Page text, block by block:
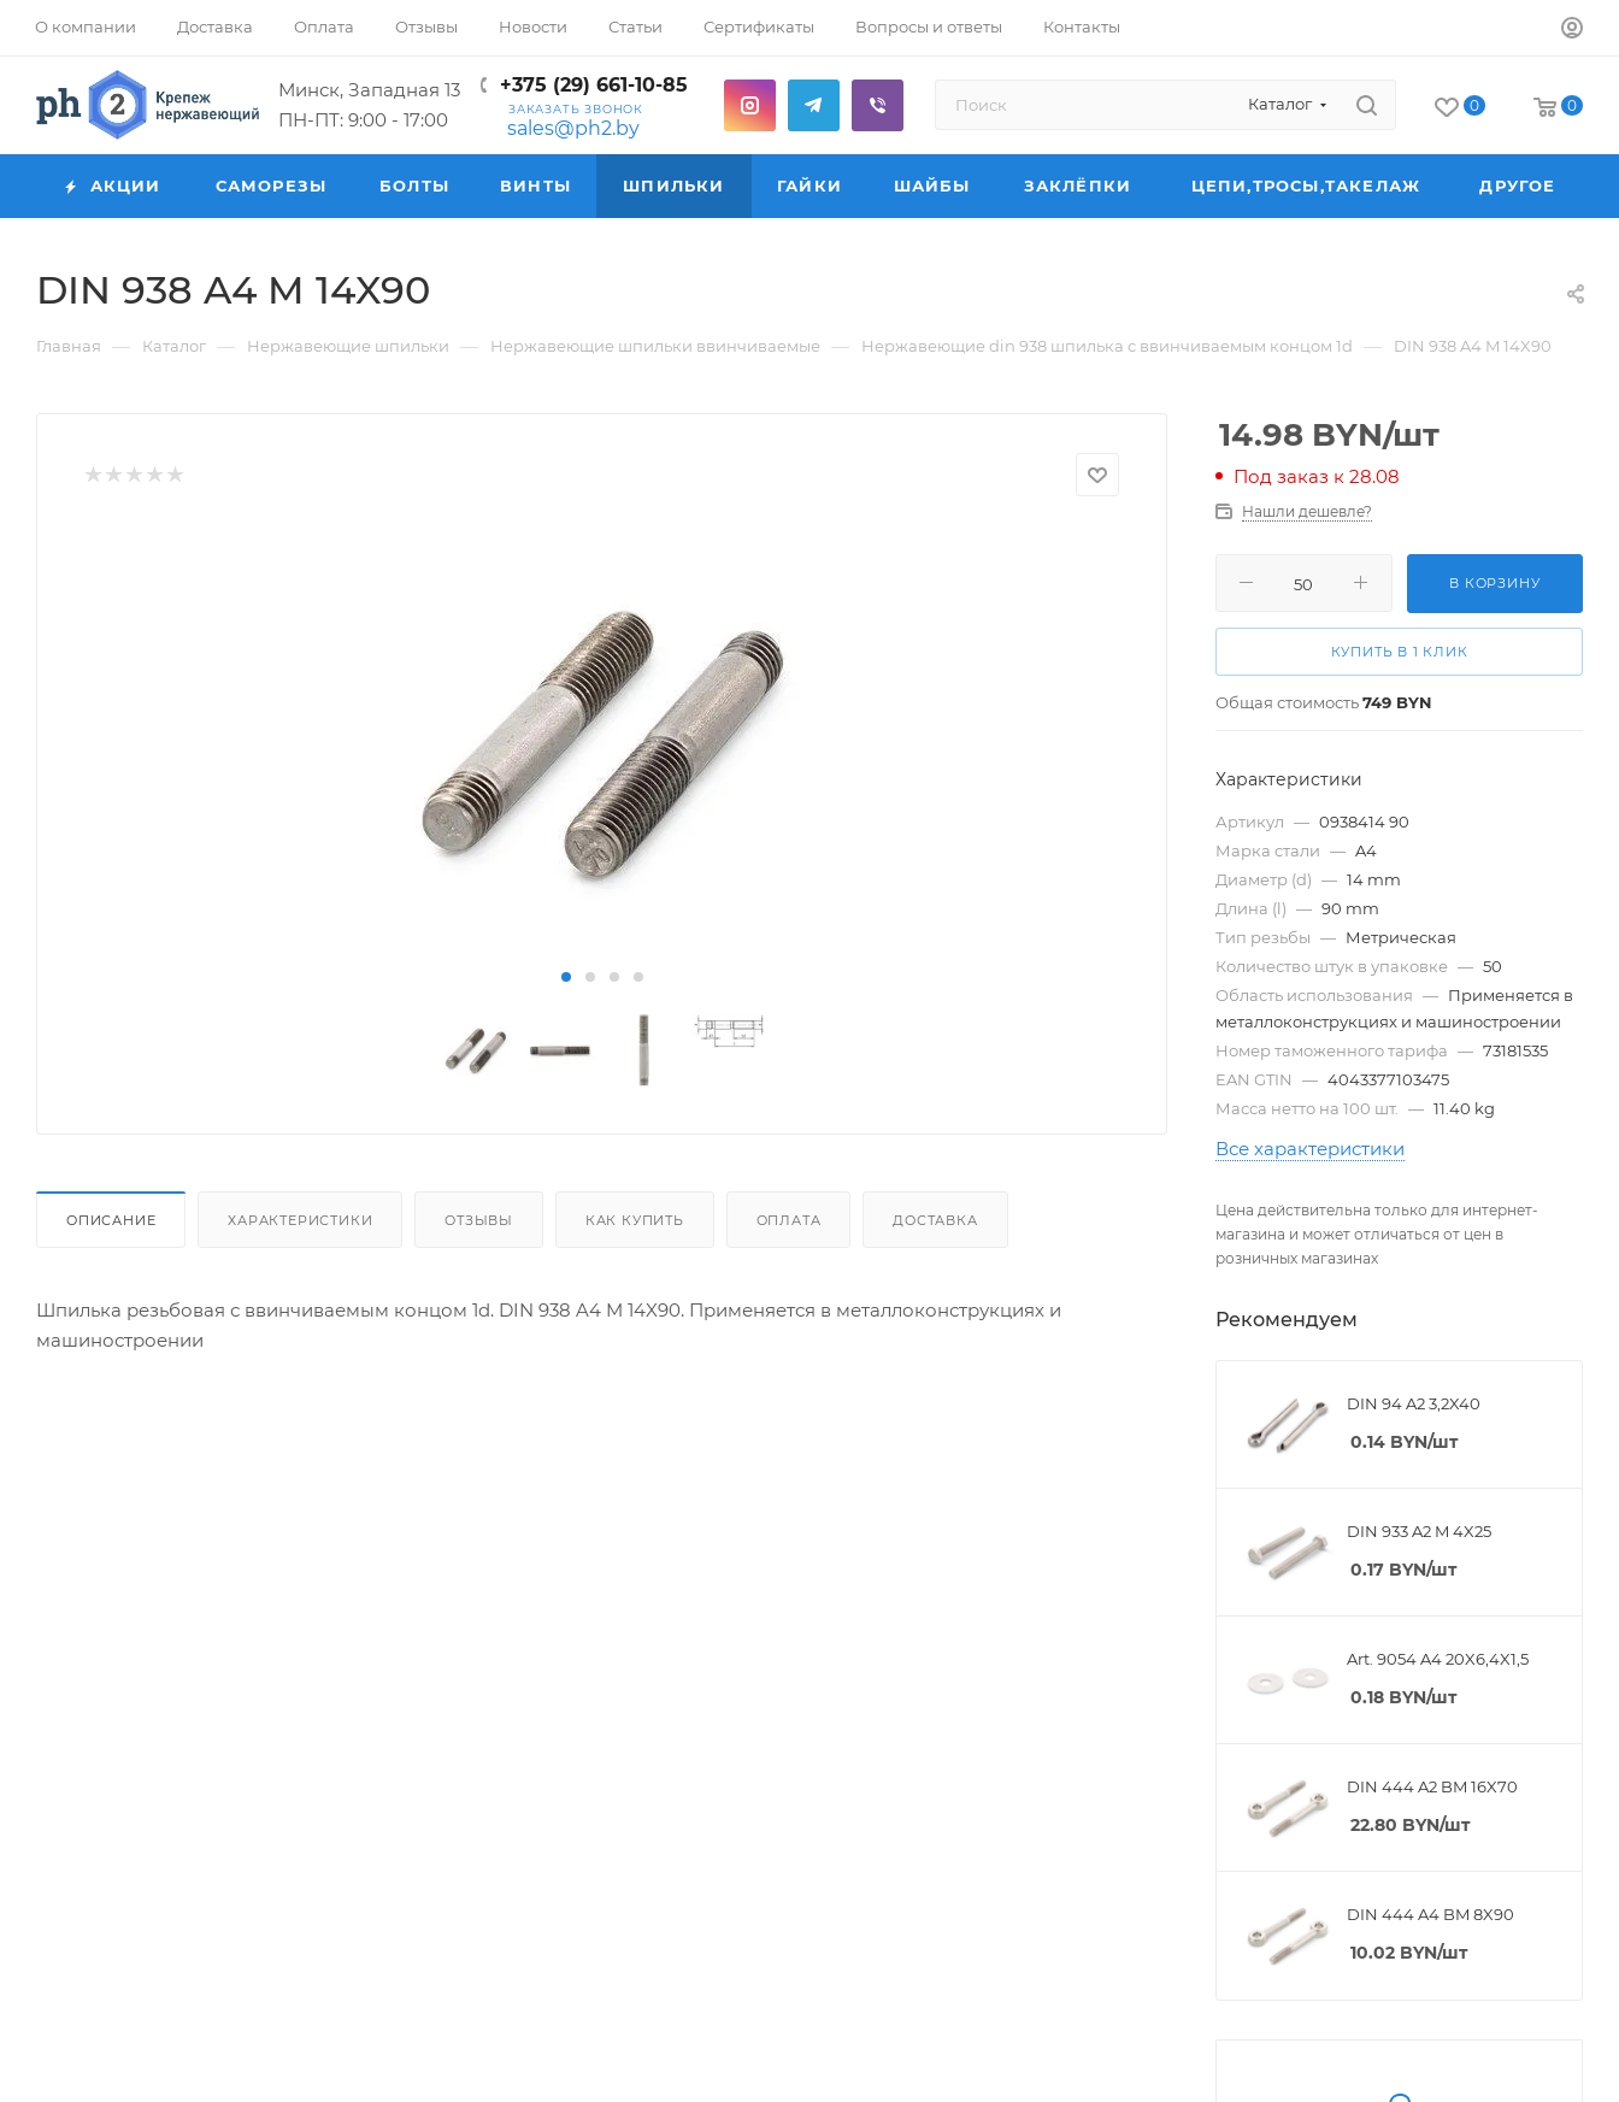
О компании Доставка Оплата Отзывы Новости Статьи Сертификаты Вопросы и ответы Контакты
Минск, Западная 13
ПН-ПТ: 9:00 - 17:00
+375 (29) 661-10-85
ЗАКАЗАТЬ ЗВОНОК
sales@ph2.by
Каталог 0 0
АКЦИИ САМОРЕЗЫ БОЛТЫ ВИНТЫ ШПИЛЬКИ ГАЙКИ ШАЙБЫ ЗАКЛЁПКИ ЦЕПИ,ТРОСЫ,ТАКЕЛАЖ ДРУГОЕ
DIN 938 A4 M 14X90
Главная — Каталог — Нержавеющие шпильки — Нержавеющие шпильки ввинчиваемые — Нержавеющие din 938 шпилька с ввинчиваемым концом 1d — DIN 938 A4 M 14X90
ОПИСАНИЕ ХАРАКТЕРИСТИКИ ОТЗЫВЫ КАК КУПИТЬ ОПЛАТА ДОСТАВКА
Шпилька резьбовая с ввинчиваемым концом 1d. DIN 938 A4 M 14X90. Применяется в металлоконструкциях и
машиностроении
14.98 BYN/шт
Под заказ к 28.08
Нашли дешевле?
В КОРЗИНУ
КУПИТЬ В 1 КЛИК
Общая стоимость749 BYN
Характеристики
Артикул — 0938414 90
Марка стали — A4
Диаметр (d) — 14 mm
Длина (l) — 90 mm
Тип резьбы — Метрическая
Количество штук в упаковке — 50
Область использования — Применяется в
металлоконструкциях и машиностроении
Номер таможенного тарифа — 73181535
EAN GTIN
— 4043377103475
Масса нетто на 100 шт.
— 11.40 kg
Все характеристики
Цена действительна только для интернет-
магазина и может отличаться от цен в
розничных магазинах
Рекомендуем
DIN 94 A2 3,2X40
0.14 BYN/шт
DIN 933 A2 M 4X25
0.17 BYN/шт
Art. 9054 A4 20X6,4X1,5
0.18 BYN/шт
DIN 444 A2 BM 16X70
22.80 BYN/шт
DIN 444 A4 BM 8X90
10.02 BYN/шт